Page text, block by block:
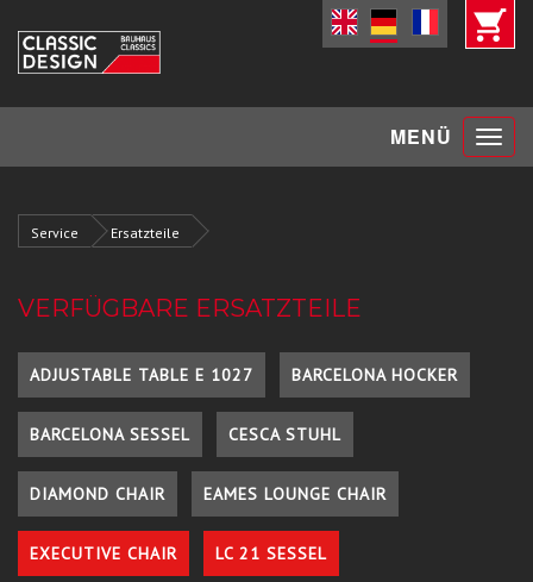
MENÜ Toggle
Service Ersatzteile
VERFÜGBARE ERSATZTEILE
ADJUSTABLE TABLE E 1027 BARCELONA HOCKER
BARCELONA SESSEL CESCA STUHL
DIAMOND CHAIR EAMES LOUNGE CHAIR
EXECUTIVE CHAIR LC 21 SESSEL